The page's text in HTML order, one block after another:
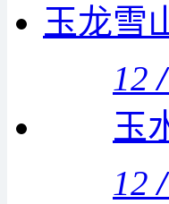
玉龙雪
12 /
玉
12 /